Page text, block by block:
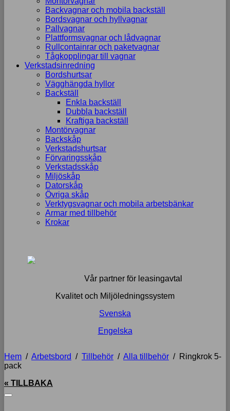
Backvagnar och mobila backställ
Bordsvagnar och hyllvagnar
Pallvagnar
Plattformsvagnar och lådvagnar
Rullcontainrar och paketvagnar
Tågkopplingar till vagnar
Verkstadsinredning
Bordshurtsar
Vägghängda hyllor
Backställ
Enkla backställ
Dubbla backställ
Kraftiga backställ
Montörvagnar
Backskåp
Verkstadshurtsar
Förvaringsskåp
Verkstadsskåp
Miljöskåp
Datorskåp
Övriga skåp
Verktygsvagnar och mobila arbetsbänkar
Armar med tillbehör
Krokar
Vår partner för leasingavtal
Kvalitet och Miljöledningssystem
Svenska
Engelska
Hem / Arbetsbord / Tillbehör / Alla tillbehör / Ringkrok 5-
pack
« TILLBAKA